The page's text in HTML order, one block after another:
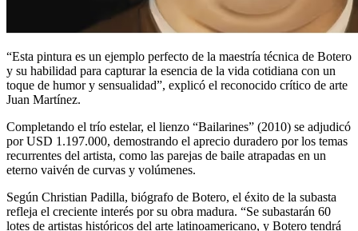
“Esta pintura es un ejemplo perfecto de la maestría técnica de Botero
y su habilidad para capturar la esencia de la vida cotidiana con un
toque de humor y sensualidad”, explicó el reconocido crítico de arte
Juan Martínez.
Completando el trío estelar, el lienzo “Bailarines” (2010) se adjudicó
por USD 1.197.000, demostrando el aprecio duradero por los temas
recurrentes del artista, como las parejas de baile atrapadas en un
eterno vaivén de curvas y volúmenes.
Según Christian Padilla, biógrafo de Botero, el éxito de la subasta
refleja el creciente interés por su obra madura. “Se subastarán 60
lotes de artistas históricos del arte latinoamericano, y Botero tendrá